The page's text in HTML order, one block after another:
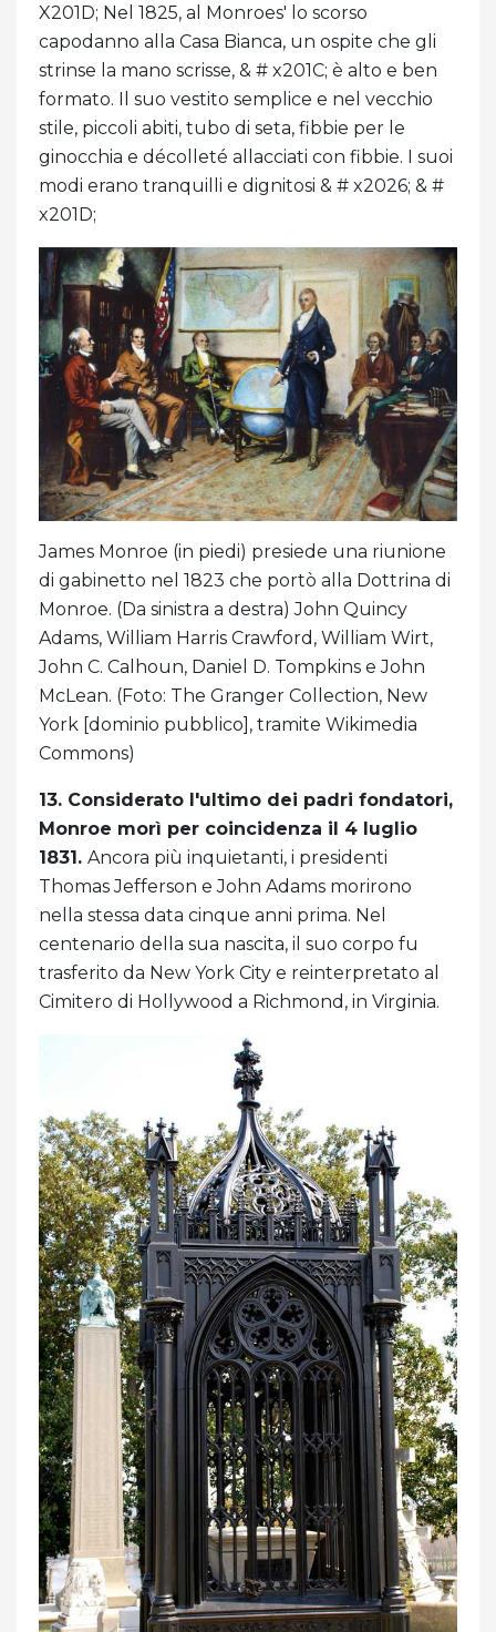
X201D; Nel 1825, al Monroes' lo scorso
capodanno alla Casa Bianca, un ospite che gli
strinse la mano scrisse, & # x201C; è alto e ben
formato. Il suo vestito semplice e nel vecchio
stile, piccoli abiti, tubo di seta, fibbie per le
ginocchia e décolleté allacciati con fibbie. I suoi
modi erano tranquilli e dignitosi & # x2026; & #
x201D;
James Monroe (in piedi) presiede una riunione
di gabinetto nel 1823 che portò alla Dottrina di
Monroe. (Da sinistra a destra) John Quincy
Adams, William Harris Crawford, William Wirt,
John C. Calhoun, Daniel D. Tompkins e John
McLean. (Foto: The Granger Collection, New
York [dominio pubblico], tramite Wikimedia
Commons)
13. Considerato l'ultimo dei padri fondatori,
Monroe morì per coincidenza il 4 luglio
1831. Ancora più inquietanti, i presidenti
Thomas Jefferson e John Adams morirono
nella stessa data cinque anni prima. Nel
centenario della sua nascita, il suo corpo fu
trasferito da New York City e reinterpretato al
Cimitero di Hollywood a Richmond, in Virginia.